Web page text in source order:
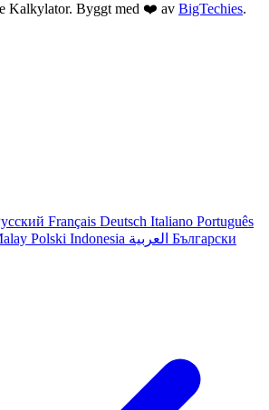
Kalkylator. Byggt med ❤️ av BigTechies.
Français Deutsch Italiano Português
Polski Indonesia العربية Български